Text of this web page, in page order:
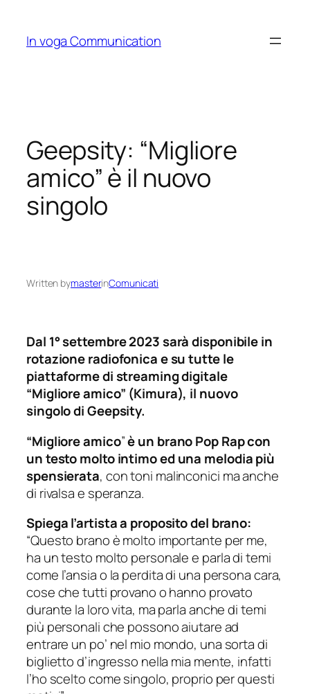
content
In voga Communication
Geepsity: “Migliore
amico” è il nuovo
singolo
Written bymasterinComunicati
Dal 1° settembre 2023 sarà disponibile in
rotazione radiofonica e su tutte le
piattaforme di streaming digitale
“Migliore amico” (Kimura), il nuovo
singolo di Geepsity.
“Migliore amico”è un brano Pop Rapcon
un testo molto intimoed una melodia più
spensierata, con toni malinconici ma anche
di rivalsa e speranza.
Spiega l’artista a proposito del brano:
“Questo brano è molto importante per me,
ha un testo molto personale e parla di temi
come l’ansia o la perdita di una persona cara,
cose che tutti provano o hanno provato
durante la loro vita, ma parla anche di temi
più personali che possono aiutare ad
entrare un po’ nel mio mondo, una sorta di
biglietto d’ingresso nella mia mente, infatti
l’ho scelto come singolo, proprio per questi